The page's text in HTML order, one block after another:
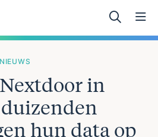
in
hun data op